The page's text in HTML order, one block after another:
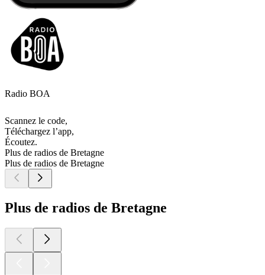
Radio BOA
Scannez le code,
Téléchargez l’app,
Écoutez.
Plus de radios de Bretagne
Plus de radios de Bretagne
Plus de radios de Bretagne